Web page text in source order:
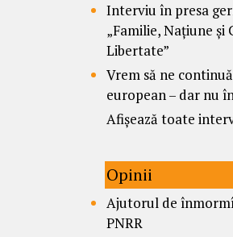
Interviu în presa
„Familie, Națiune și
Libertate”
Vrem să ne
european – dar nu
Afișează toate
Opinii
Ajutorul de
PNRR